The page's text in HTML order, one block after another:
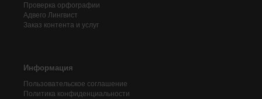
Проверка орфографии
Адвего Лингвист
Заказ контента и услуг
Информация
Пользовательское соглашение
Политика конфиденциальности